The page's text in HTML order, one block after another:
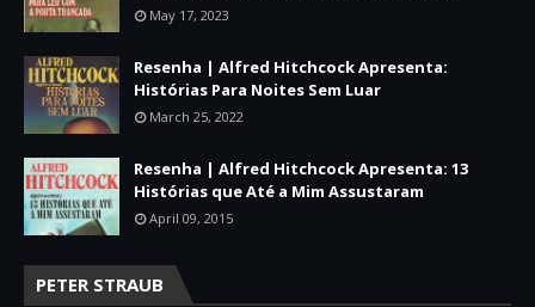
May 17, 2023
Resenha | Alfred Hitchcock Apresenta:
Histórias Para Noites Sem Luar
March 25, 2022
Resenha | Alfred Hitchcock Apresenta: 13
Histórias que Até a Mim Assustaram
April 09, 2015
PETER STRAUB